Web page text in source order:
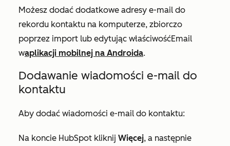
Możesz dodać dodatkowe adresy e-mail do
rekordu kontaktu na komputerze, zbiorczo
poprzez import lub edytując właściwośćEmail
waplikacji mobilnej na Androida.
Dodawanie wiadomości e-mail do
kontaktu
Aby dodać wiadomości e-mail do kontaktu:
Na koncie HubSpot kliknij Więcej, a następnie